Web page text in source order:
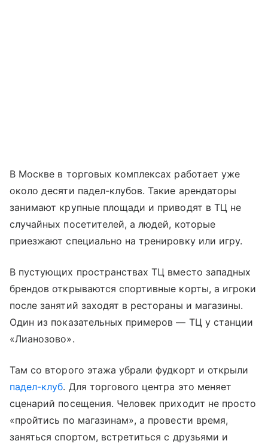
В Москве в торговых комплексах работает уже
около десяти падел-клубов. Такие арендаторы
занимают крупные площади и приводят в ТЦ не
случайных посетителей, а людей, которые
приезжают специально на тренировку или игру.
В пустующих пространствах ТЦ вместо западных
брендов открываются спортивные корты, а игроки
после занятий заходят в рестораны и магазины.
Один из показательных примеров — ТЦ у станции
«Лианозово».
Там со второго этажа убрали фудкорт и открыли
падел-клуб. Для торгового центра это меняет
сценарий посещения. Человек приходит не просто
«пройтись по магазинам», а провести время,
заняться спортом, встретиться с друзьями и